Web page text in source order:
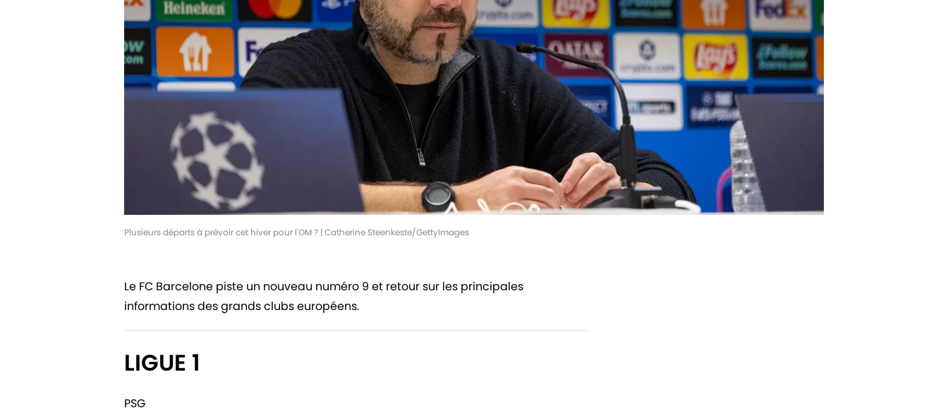
Plusieurs départs à prévoir cet hiver pour l'OM ? | Catherine Steenkeste/GettyImages
Le FC Barcelone piste un nouveau numéro 9 et retour sur les principales
informations des grands clubs européens.
LIGUE 1
PSG